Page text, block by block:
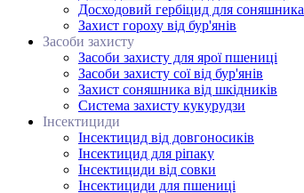
Досходовий гербіцид для соняшника
Захист гороху від бур'янів
Засоби захисту
Засоби захисту для ярої пшениці
Засоби захисту сої від бур'янів
Захист соняшника від шкідників
Система захисту кукурудзи
Інсектициди
Інсектицид від довгоносиків
Інсектицид для ріпаку
Інсектициди від совки
Інсектициди для пшениці